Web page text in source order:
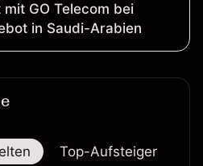
GO Telecom bei
in Saudi-Arabien
Top-Aufsteiger